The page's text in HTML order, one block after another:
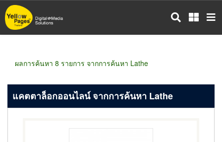
ข้าม
ไป
ผลการค้นหา 8 รายการ จากการค้นหา Lathe
แคตตาล็อกออนไลน์ จากการค้นหา Lathe